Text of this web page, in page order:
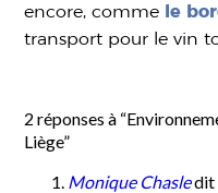
encore, comme le
transport pour le vin
2 réponses à
Liège”
Monique Chasledit